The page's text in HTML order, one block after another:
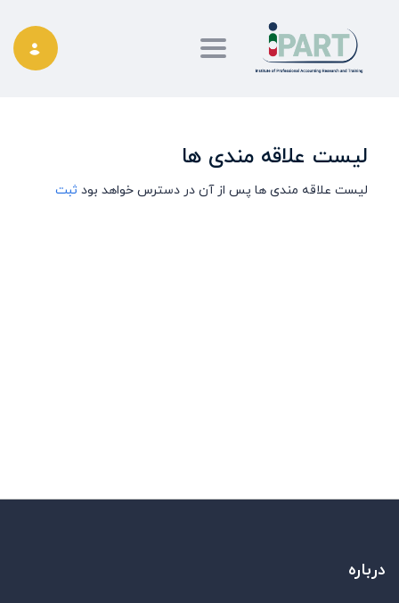
Toggle navigation
لیست علاقه مندی ها
لیست علاقه مندی ها پس از آن در دسترس خواهد بود ثبت
درباره